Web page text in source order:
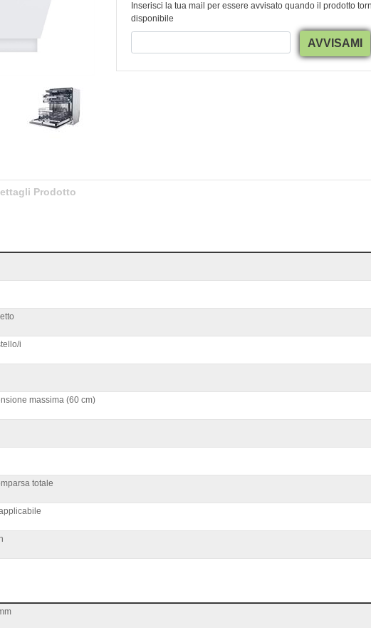
Inserisci la tua mail per essere avvisato quando il prodotto
disponibile
AVVISAMI
Prodotto
i
massima (60 cm)
totale